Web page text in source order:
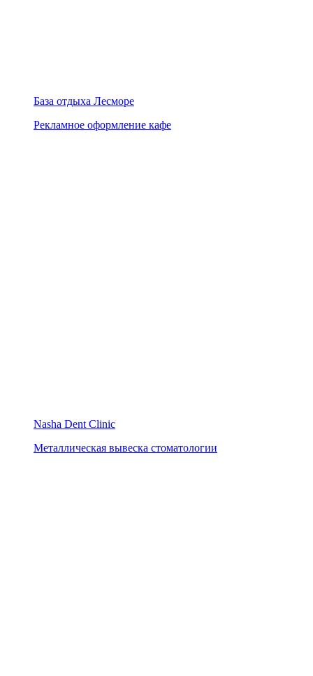
База отдыха Лесморе
Рекламное оформление кафе
Nasha Dent Clinic
Металлическая вывеска стоматологии